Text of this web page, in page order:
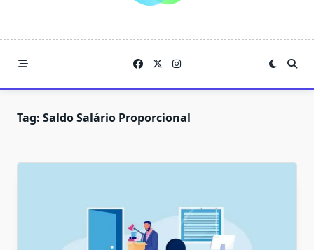
Tag: Saldo Salário Proporcional